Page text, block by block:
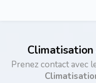
Climatisation
Prenez contact avec